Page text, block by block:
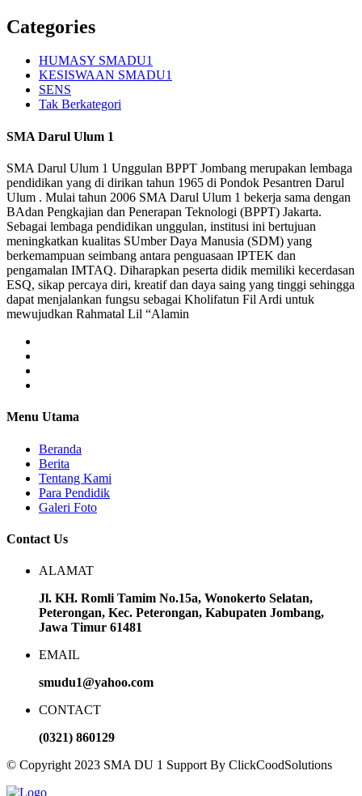
Categories
HUMASY SMADU1
KESISWAAN SMADU1
SENS
Tak Berkategori
SMA Darul Ulum 1
SMA Darul Ulum 1 Unggulan BPPT Jombang merupakan lembaga
pendidikan yang di dirikan tahun 1965 di Pondok Pesantren Darul
Ulum . Mulai tahun 2006 SMA Darul Ulum 1 bekerja sama dengan
BAdan Pengkajian dan Penerapan Teknologi (BPPT) Jakarta.
Sebagai lembaga pendidikan unggulan, institusi ini bertujuan
meningkatkan kualitas SUmber Daya Manusia (SDM) yang
berkemampuan seimbang antara penguasaan IPTEK dan
pengamalan IMTAQ. Diharapkan peserta didik memiliki kecerdasan
ESQ, sikap percaya diri, kreatif dan daya saing yang tinggi sehingga
dapat menjalankan fungsu sebagai Kholifatun Fil Ardi untuk
mewujudkan Rahmatal Lil “Alamin
Menu Utama
Beranda
Berita
Tentang Kami
Para Pendidik
Galeri Foto
Contact Us
ALAMAT
Jl. KH. Romli Tamim No.15a, Wonokerto Selatan,
Peterongan, Kec. Peterongan, Kabupaten Jombang,
Jawa Timur 61481
EMAIL
smudu1@yahoo.com
CONTACT
(0321) 860129
© Copyright 2023 SMA DU 1 Support By ClickCoodSolutions